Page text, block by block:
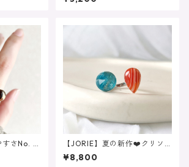
ング
のニュアンスリング 金属ア
すさNo. 1
ラーフ
オニキ
【JORIE】夏の新作❤️クリソ
コラ×水晶 カーネリアンサー
ドオニキス あなたのための
¥8,800